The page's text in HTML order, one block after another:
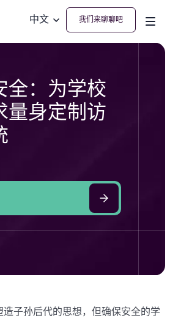
中文 我们来聊聊吧
全：为学校
量身定制访
子孙后代的思想，但确保安全的学